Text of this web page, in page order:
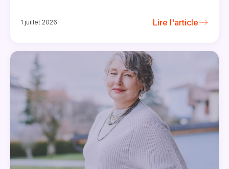
1 juillet 2026 Lire l'article